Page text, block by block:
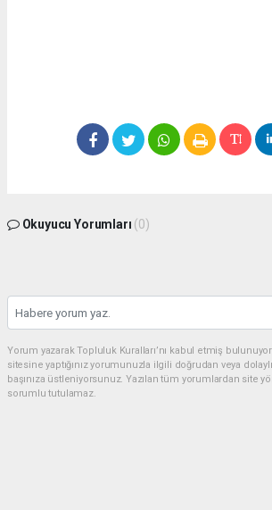
Okuyucu Yorumları (0)
Yorum yazarak Topluluk Kuralları’nı kabul etmiş
sitesine yaptığınız yorumunuzla ilgili doğrudan veya
başınıza üstleniyorsunuz. Yazılan tüm yorumlardan site
sorumlu tutulamaz.